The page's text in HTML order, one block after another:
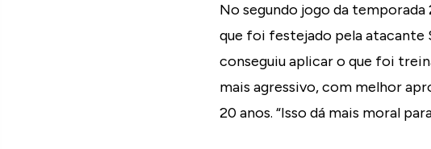
No segundo jogo da
que foi festejado pela atacante
conseguiu aplicar o que foi
mais agressivo, com melhor
20 anos. “Isso dá mais moral